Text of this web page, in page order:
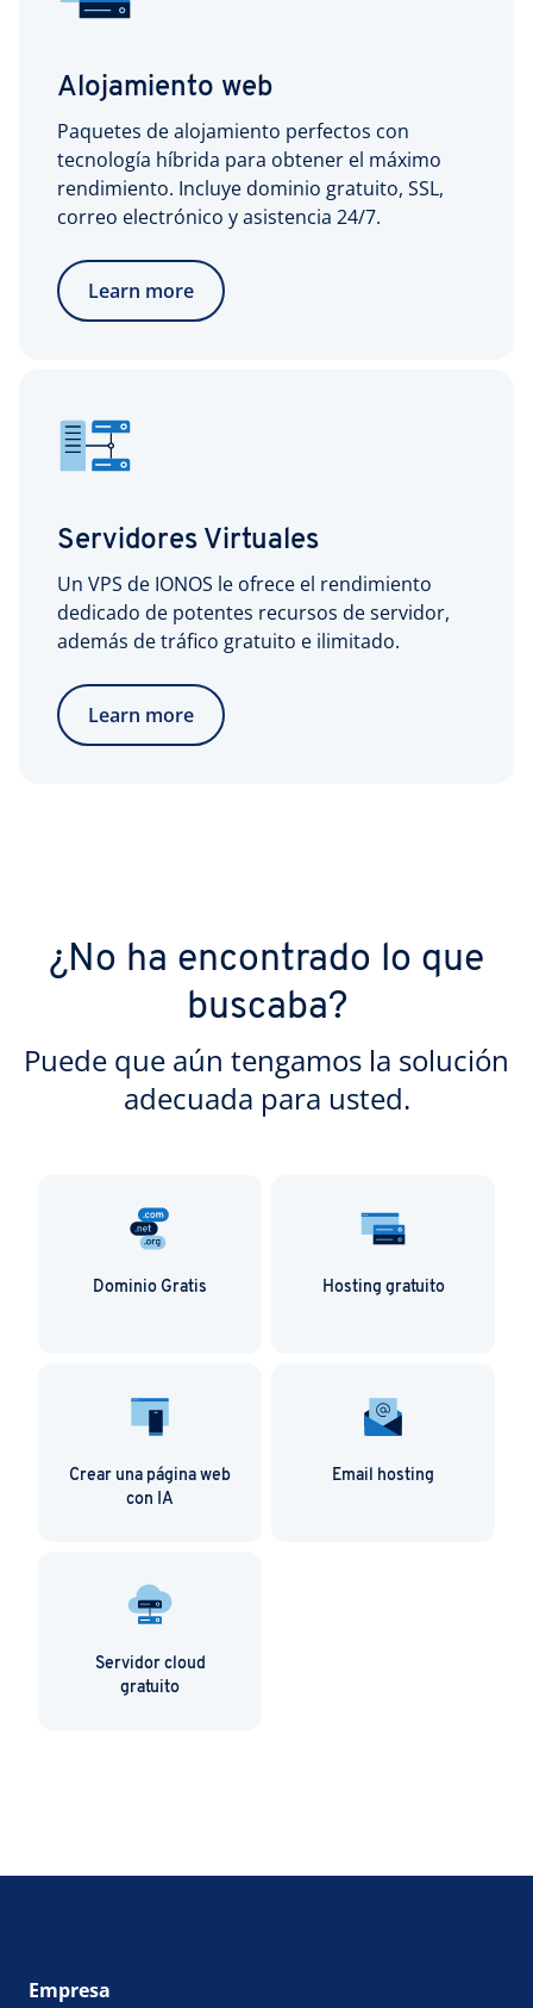
Alojamiento web
Paquetes de alojamiento perfectos con
tecnología híbrida para obtener el máximo
rendimiento. Incluye dominio gratuito, SSL,
correo electrónico y asistencia 24/7.
Learn more
Servidores Virtuales
Un VPS de IONOS le ofrece el rendimiento
dedicado de potentes recursos de servidor,
además de tráfico gratuito e ilimitado.
Learn more
¿No ha encontrado lo que
buscaba?
Puede que aún tengamos la solución
adecuada para usted.
Dominio Gratis Hosting gratuito
Crear una página web
con IA
Email hosting
Servidor cloud
gratuito
Empresa